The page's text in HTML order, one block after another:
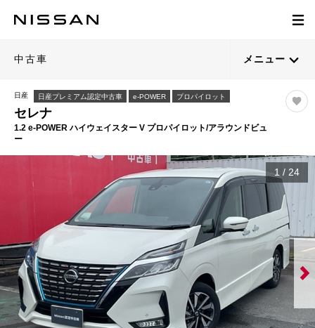
中古車 メニュー
日産 日産プレミアム認定中古車 e-POWER プロパイロット
セレナ
1.2 e-POWER ハイウェイスター V プロパイロット/アラウンドビュ
ー
1 / 24